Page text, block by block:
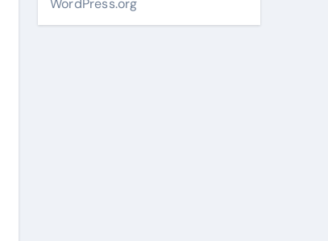
WordPress.org